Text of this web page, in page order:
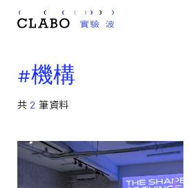
#機構
共 2 筆資料